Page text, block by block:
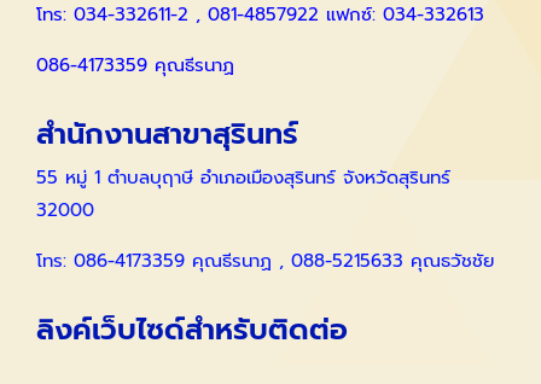
โทร: 034-332611-2 , 081-4857922 แฟกซ์: 034-332613
086-4173359 คุณธีรนาฏ
สำนักงานสาขาสุรินทร์
55 หมู่ 1 ตำบลบุฤาษี อำเภอเมืองสุรินทร์ จังหวัดสุรินทร์
32000
โทร: 086-4173359 คุณธีรนาฏ , 088-5215633 คุณธวัชชัย
ลิงค์เว็บไซด์สำหรับติดต่อ